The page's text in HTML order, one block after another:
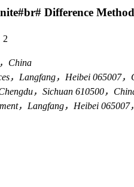
Difference Method
2
China
，Langfang，Heibei 065007，
，Sichuan 610500，
，Langfang，Heibei 065007